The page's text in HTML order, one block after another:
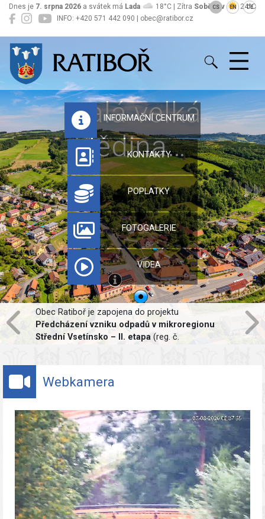
INFO: +420 571 442 090 | obec@ratibor.cz
Dnes je 7. srpna 2026 a svátek má Lada 18°C | Zítra Soběslav 24°C
CS EN DE
Ratiboř
Malá velká
dědina…
INFORMAČNÍ CENTRUM
KONTAKTY
POPLATKY
FOTOGALERIE
VIDEA
ProjektVýměna nepropustných ploch v obci
Ratibořje spolufinancován Evropskou
unií. Předmětem projektu je realizace místní
zadržena v předmětné lokalitě a za normálních
podmínek budou deštové vody vsakovány do
podloží.
Webkamera